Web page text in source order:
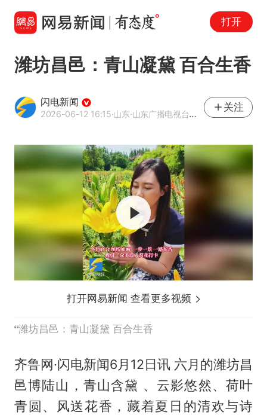
打开
潍坊昌邑：青山凝黛 百合生香
闪电新闻
2026-06-12 16:15·山东·山东广播电视台官方APP闪电新闻
关注
打开网易新闻 查看更多视频
潍坊昌邑：青山凝黛 百合生香
齐鲁网·闪电新闻6月12日讯 六月的潍坊昌
邑博陆山，青山含黛 、云影悠然、荷叶
青圆、风送花香，藏着夏日的清欢与诗